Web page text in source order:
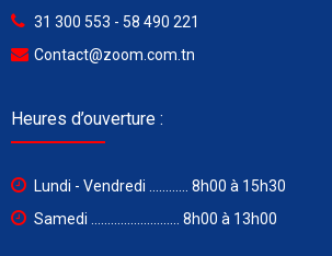
31 300 553 - 58 490 221
Contact@zoom.com.tn
Heures d’ouverture :
Lundi - Vendredi ............ 8h00 à 15h30
Samedi ........................... 8h00 à 13h00